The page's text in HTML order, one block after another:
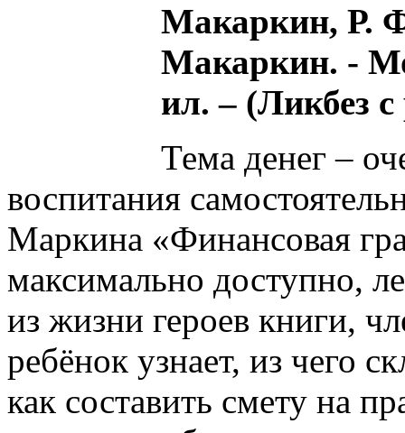
Макаркин, Р.
Макаркин. -
ил. – (Ликбез
Тема денег –
воспитания
Маркина «Финансовая
максимально доступно,
из жизни героев книги,
ребёнок узнает, из чего
как составить смету на